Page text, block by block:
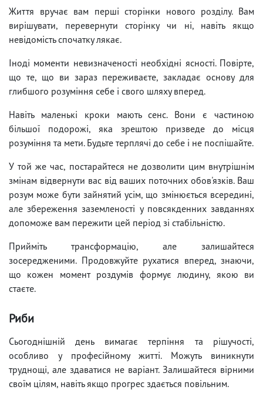
Життя вручає вам перші сторінки нового розділу. Вам
вирішувати, перевернути сторінку чи ні, навіть якщо
невідомість спочатку лякає.
Іноді моменти невизначеності необхідні ясності. Повірте,
що те, що ви зараз переживаєте, закладає основу для
глибшого розуміння себе і свого шляху вперед.
Навіть маленькі кроки мають сенс. Вони є частиною
більшої подорожі, яка зрештою призведе до місця
розуміння та мети. Будьте терплячі до себе і не поспішайте.
У той же час, постарайтеся не дозволити цим внутрішнім
змінам відвернути вас від ваших поточних обов'язків. Ваш
розум може бути зайнятий усім, що змінюється всередині,
але збереження заземленості у повсякденних завданнях
допоможе вам пережити цей період зі стабільністю.
Прийміть трансформацію, але залишайтеся
зосередженими. Продовжуйте рухатися вперед, знаючи,
що кожен момент роздумів формує людину, якою ви
стаєте.
Риби
Сьогоднішній день вимагає терпіння та рішучості,
особливо у професійному житті. Можуть виникнути
труднощі, але здаватися не варіант. Залишайтеся вірними
своїм цілям, навіть якщо прогрес здається повільним.